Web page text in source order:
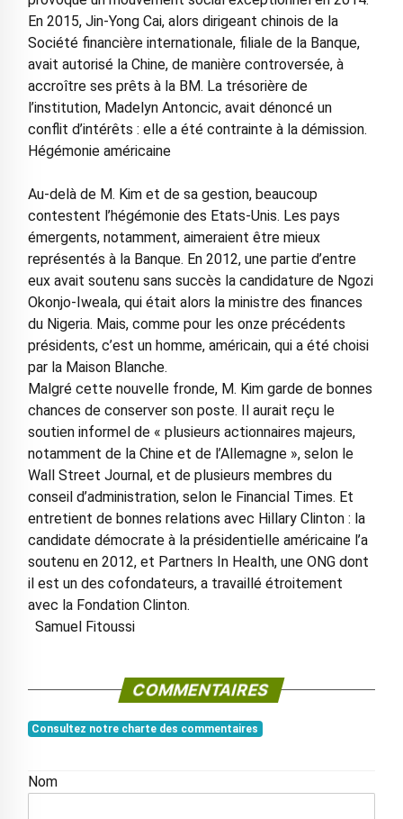
En 2015, Jin-Yong Cai, alors dirigeant chinois de la
Société financière internationale, filiale de la Banque,
avait autorisé la Chine, de manière controversée, à
accroître ses prêts à la BM. La trésorière de
l’institution, Madelyn Antoncic, avait dénoncé un
conflit d’intérêts : elle a été contrainte à la démission.
Hégémonie américaine
Au-delà de M. Kim et de sa gestion, beaucoup
contestent l’hégémonie des Etats-Unis. Les pays
émergents, notamment, aimeraient être mieux
représentés à la Banque. En 2012, une partie d’entre
eux avait soutenu sans succès la candidature de Ngozi
Okonjo-Iweala, qui était alors la ministre des finances
du Nigeria. Mais, comme pour les onze précédents
présidents, c’est un homme, américain, qui a été choisi
par la Maison Blanche.
Malgré cette nouvelle fronde, M. Kim garde de bonnes
chances de conserver son poste. Il aurait reçu le
soutien informel de « plusieurs actionnaires majeurs,
notamment de la Chine et de l’Allemagne », selon le
Wall Street Journal, et de plusieurs membres du
conseil d’administration, selon le Financial Times. Et
entretient de bonnes relations avec Hillary Clinton : la
candidate démocrate à la présidentielle américaine l’a
soutenu en 2012, et Partners In Health, une ONG dont
il est un des cofondateurs, a travaillé étroitement
avec la Fondation Clinton.
Samuel Fitoussi
COMMENTAIRES
Consultez notre charte des commentaires
Nom